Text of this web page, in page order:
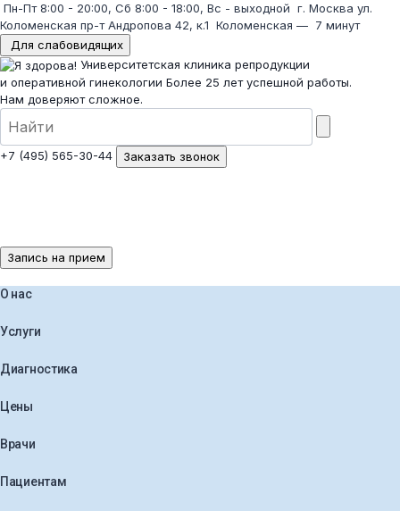
Пн-Пт 8:00 - 20:00, Сб 8:00 - 18:00, Вс - выходной г. Москва ул.
Коломенская пр-т Андропова 42, к.1 Коломенская — 7 минут
Для слабовидящих
Университетская клиника репродукции
и оперативной гинекологии Более 25 лет успешной работы.
Нам доверяют сложное.
+7 (495) 565-30-44 Заказать звонок
Запись на прием
О нас
Услуги
Диагностика
Цены
Врачи
Пациентам